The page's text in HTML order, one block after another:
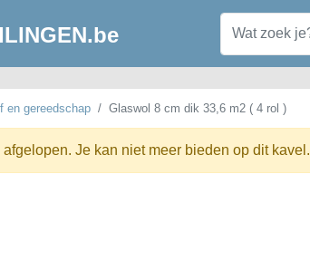
en gereedschap Glaswol 8 cm dik 33,6 m2 ( 4 rol )
Je kan niet meer bieden op dit kavel.